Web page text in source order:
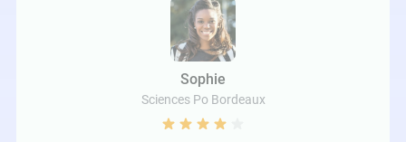
Sophie
Sciences Po Bordeaux